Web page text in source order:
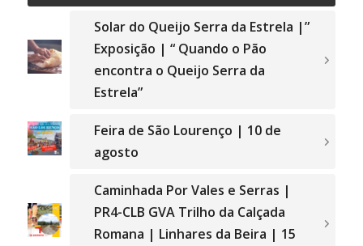
Solar do Queijo Serra da Estrela |”
Exposição | “ Quando o Pão
encontra o Queijo Serra da
Estrela”
Feira de São Lourenço | 10 de
agosto
Caminhada Por Vales e Serras |
PR4-CLB GVA Trilho da Calçada
Romana | Linhares da Beira | 15